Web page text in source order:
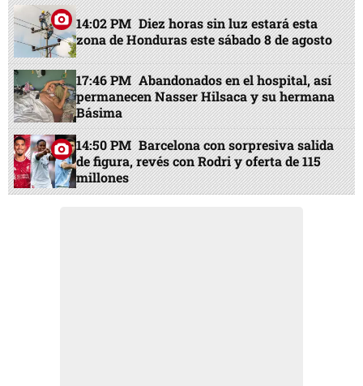
14:02 PM Diez horas sin luz estará esta
zona de Honduras este sábado 8 de agosto
17:46 PM Abandonados en el hospital, así
permanecen Nasser Hilsaca y su hermana
Básima
14:50 PM Barcelona con sorpresiva salida
de figura, revés con Rodri y oferta de 115
millones